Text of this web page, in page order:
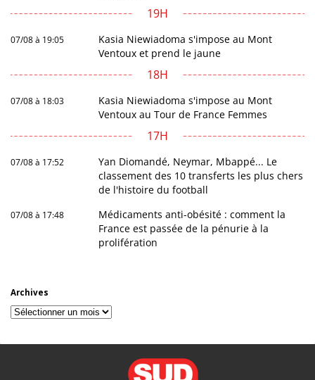
19H
07/08 à 19:05
Kasia Niewiadoma s'impose au Mont
Ventoux et prend le jaune
18H
07/08 à 18:03
Kasia Niewiadoma s'impose au Mont
Ventoux au Tour de France Femmes
17H
07/08 à 17:52
Yan Diomandé, Neymar, Mbappé... Le
classement des 10 transferts les plus chers
de l'histoire du football
07/08 à 17:48
Médicaments anti-obésité : comment la
France est passée de la pénurie à la
prolifération
Archives
Archives